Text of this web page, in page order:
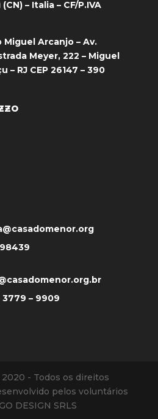
– Italia – CF/P.IVA
Miguel Arcanjo – Av.
Meyer, 222 – Miguel
– RJ CEP 26147 – 390
3779 – 9909
2020 - Todos os direitos
pelos voluntários
DESIGN SRLS